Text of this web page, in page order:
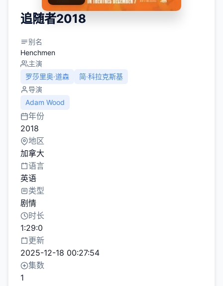
追随者2018
别名
Henchmen
主演
罗莎里奥·道森
简·科拉克斯基
导演
Adam Wood
年份
2018
地区
加拿大
语言
英语
类型
剧情
时长
1:29:0
更新
2025-12-18 00:27:54
集数
1